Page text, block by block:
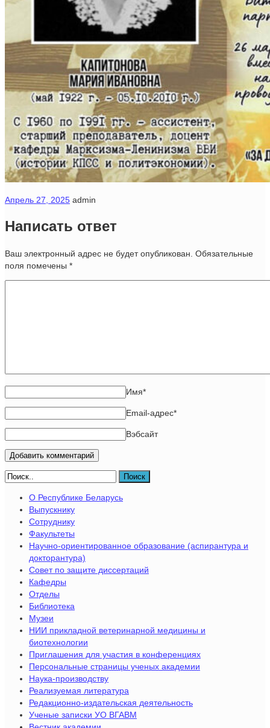
Апрель 27, 2025 admin
Написать ответ
Ваш электронный адрес не будет опубликован. Обязательные
поля помечены *
Имя*
Email-адрес*
Вэбсайт
Поиск
О Республике Беларусь
Выпускнику
Сотруднику
Факультеты
Научно-ориентированное образование (аспирантура и
докторантура)
Совет по защите диссертаций
Кафедры
Отделы
Библиотека
Музеи
НИИ прикладной ветеринарной медицины и
биотехнологии
Приглашения для участия в конференциях
Персональные страницы ученых академии
Наука-производству
Реализуемая литература
Редакционно-издательская деятельность
Ученые записки УО ВГАВМ